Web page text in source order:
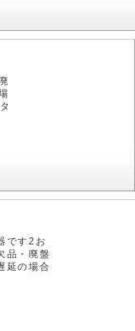
です2お
品・廃盤
延の場合